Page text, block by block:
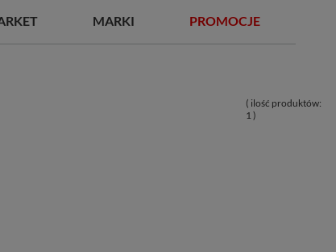
MARKI PROMOCJE
( ilość produktów:
1 )